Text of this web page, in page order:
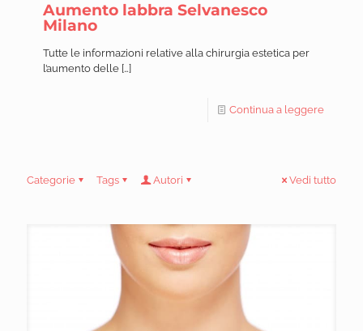
Aumento labbra Selvanesco
Milano
Tutte le informazioni relative alla chirurgia estetica per
l’aumento delle […]
Continua a leggere
Categorie Tags Autori Vedi tutto